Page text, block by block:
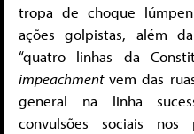
tropa de choque
ações golpistas, além
“quatro linhas da
impeachment vem das
general na linha
convulsões sociais